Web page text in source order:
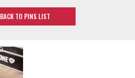
BACK TO PINS LIST